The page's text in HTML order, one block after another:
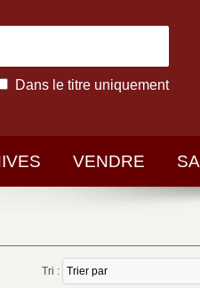
Dans le titre uniquement
VENDRE
Tri :